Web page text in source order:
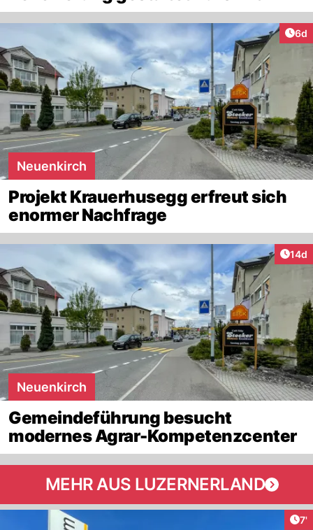
6d
Neuenkirch
Projekt Krauerhusegg erfreut sich
enormer Nachfrage
14d
Neuenkirch
Gemeindeführung besucht
modernes Agrar-Kompetenzcenter
MEHR AUS LUZERNERLAND
7'